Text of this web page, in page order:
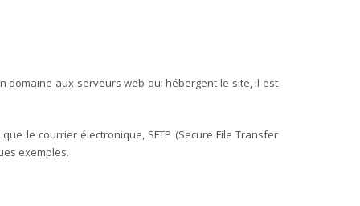
domaine aux serveurs web qui hébergent le site, il est
le courrier électronique, SFTP (Secure File Transfer
exemples.